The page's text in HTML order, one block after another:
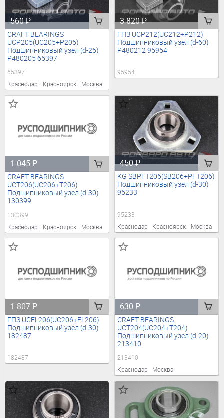
560₽
CRAFT BEARINGS
UCP205(UC205+P205)
Подшипниковый узел (d-25)
P480205 65397
65397
Краснодар
Красноярск Москва
3 820₽
ГПЗ UCP212(UC212+P212)
Подшипниковый узел (d-60)
P480212 95954
95954
1 045₽
CRAFT BEARINGS
UCT206(UC206+T206)
Подшипниковый узел (d-30)
130399
130399
Краснодар
Красноярск Москва
450₽
KG SBPFT206(SB206+PFT206)
Подшипниковый узел (d-30)
95233
95233
Краснодар
Красноярск Москва
1 807₽
ГПЗ UCFL206(UC206+FL206)
Подшипниковый узел (d-30)
182487
182487
630₽
CRAFT BEARINGS
UCT204(UC204+T204)
Подшипниковый узел (d-20)
213410
213410
Краснодар
Москва